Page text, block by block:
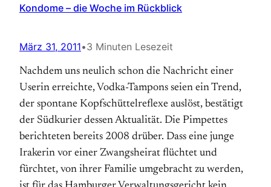
Kondome – die Woche im Rückblick
März 31, 2011•3 Minuten Lesezeit
Nachdem uns neulich schon die Nachricht einer
Userin erreichte, Vodka-Tampons seien ein Trend,
der spontane Kopfschüttelreflexe auslöst, bestätigt
der Südkurier dessen Aktualität. Die Pimpettes
berichteten bereits 2008 drüber. Dass eine junge
Irakerin vor einer Zwangsheirat flüchtet und
fürchtet, von ihrer Familie umgebracht zu werden,